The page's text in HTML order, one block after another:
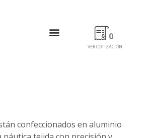
0
VER COTIZACIÓN
confeccionados en aluminio